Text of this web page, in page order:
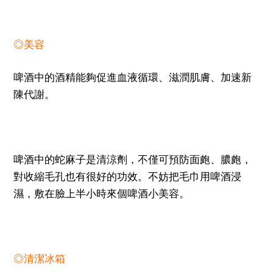
◎美容
啤酒中的酒精能夠促進血液循環、滋潤肌膚、加速新
陳代謝。
啤酒中的蛇麻子是清涼劑，不僅可預防面皰、膿皰，
對收縮毛孔也有很好的功效。不妨把毛巾用啤酒浸
濕，敷在臉上半小時來個啤酒小美容。
◎清潔冰箱